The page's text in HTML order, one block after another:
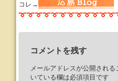
コレ→
コメントを残す
メールアドレスが公開される
いている欄は必須項目です